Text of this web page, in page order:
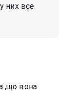
них все
,що вона